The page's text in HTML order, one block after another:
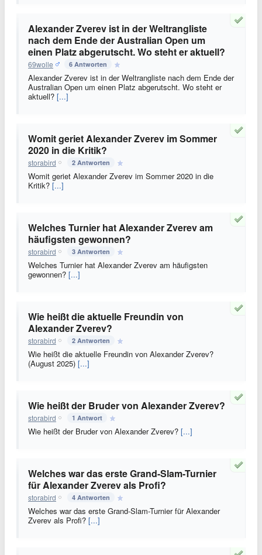
Alexander Zverev ist in der Weltrangliste
nach dem Ende der Australian Open um
einen Platz abgerutscht. Wo steht er aktuell?
69wolle 6 Antworten
Alexander Zverev ist in der Weltrangliste nach dem Ende der
Australian Open um einen Platz abgerutscht. Wo steht er
aktuell? [...]
Womit geriet Alexander Zverev im Sommer
2020 in die Kritik?
storabird 2 Antworten
Womit geriet Alexander Zverev im Sommer 2020 in die
Kritik? [...]
Welches Turnier hat Alexander Zverev am
häufigsten gewonnen?
storabird 3 Antworten
Welches Turnier hat Alexander Zverev am häufigsten
gewonnen? [...]
Wie heißt die aktuelle Freundin von
Alexander Zverev?
storabird 2 Antworten
Wie heißt die aktuelle Freundin von Alexander Zverev?
(August 2025) [...]
Wie heißt der Bruder von Alexander Zverev?
storabird 1 Antwort
Wie heißt der Bruder von Alexander Zverev? [...]
Welches war das erste Grand-Slam-Turnier
für Alexander Zverev als Profi?
storabird 4 Antworten
Welches war das erste Grand-Slam-Turnier für Alexander
Zverev als Profi? [...]